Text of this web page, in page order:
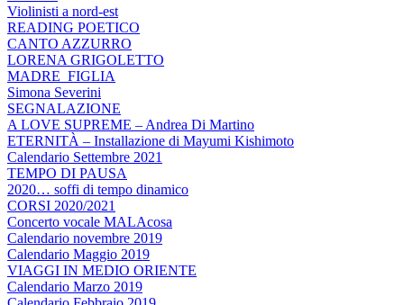
Violinisti a nord-est
READING POETICO
CANTO AZZURRO
LORENA GRIGOLETTO
MADRE_FIGLIA
Simona Severini
SEGNALAZIONE
A LOVE SUPREME – Andrea Di Martino
ETERNITÀ – Installazione di Mayumi Kishimoto
Calendario Settembre 2021
TEMPO DI PAUSA
2020… soffi di tempo dinamico
CORSI 2020/2021
Concerto vocale MALAcosa
Calendario novembre 2019
Calendario Maggio 2019
VIAGGI IN MEDIO ORIENTE
Calendario Marzo 2019